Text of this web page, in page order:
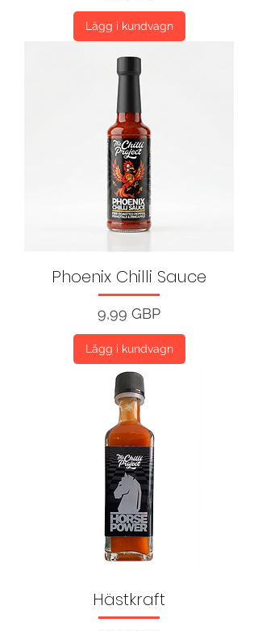
Lägg i kundvagn
Phoenix Chilli Sauce
Pris
9,99 GBP
Lägg i kundvagn
Hästkraft